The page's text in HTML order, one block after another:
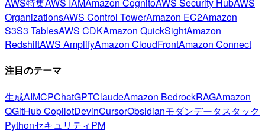
OrganizationsAWS Control TowerAmazon EC2Amazon
S3S3 TablesAWS CDKAmazon QuickSightAmazon
RedshiftAWS AmplifyAmazon CloudFrontAmazon Connect
注目のテーマ
生成AIMCPChatGPTClaudeAmazon BedrockRAGAmazon
QGitHub CopilotDevinCursorObsidianモダンデータスタック
PythonセキュリティPM